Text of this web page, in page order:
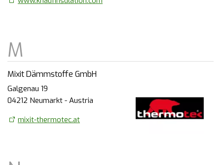
Mixit Dämmstoffe GmbH
Galgenau 19
04212 Neumarkt - Austria
mixit-thermotec.at